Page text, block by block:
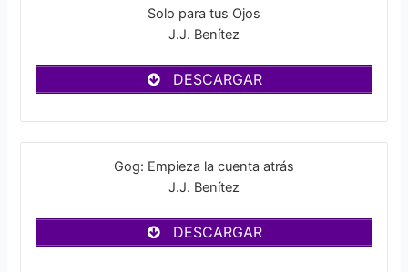
Solo para tus Ojos
J.J. Benítez
DESCARGAR
Gog: Empieza la cuenta atrás
J.J. Benítez
DESCARGAR